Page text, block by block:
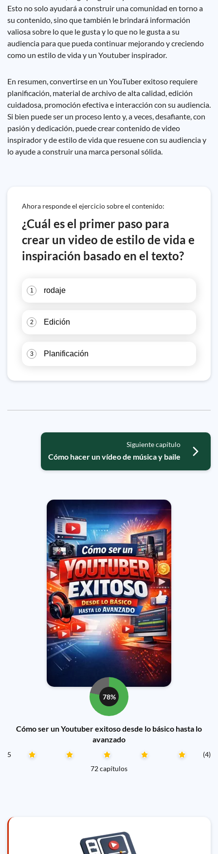
Esto no solo ayudará a construir una comunidad en torno a
su contenido, sino que también le brindará información
valiosa sobre lo que le gusta y lo que no le gusta a su
audiencia para que pueda continuar mejorando y creciendo
como un estilo de vida y un Youtuber inspirador.
En resumen, convertirse en un YouTuber exitoso requiere
planificación, material de archivo de alta calidad, edición
cuidadosa, promoción efectiva e interacción con su audiencia.
Si bien puede ser un proceso lento y, a veces, desafiante, con
pasión y dedicación, puede crear contenido de video
inspirador y de estilo de vida que resuene con su audiencia y
lo ayude a construir una marca personal sólida.
Ahora responde el ejercicio sobre el contenido:
¿Cuál es el primer paso para
crear un video de estilo de vida e
inspiración basado en el texto?
1 rodaje
2 Edición
3 Planificación
Siguiente capítulo
Cómo hacer un vídeo de música y baile
78%
Cómo ser un Youtuber exitoso desde lo básico hasta lo
avanzado
5
(4)
72 capítulos